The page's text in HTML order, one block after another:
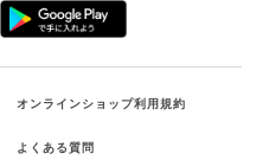
オンラインショップ利用規約
よくある質問